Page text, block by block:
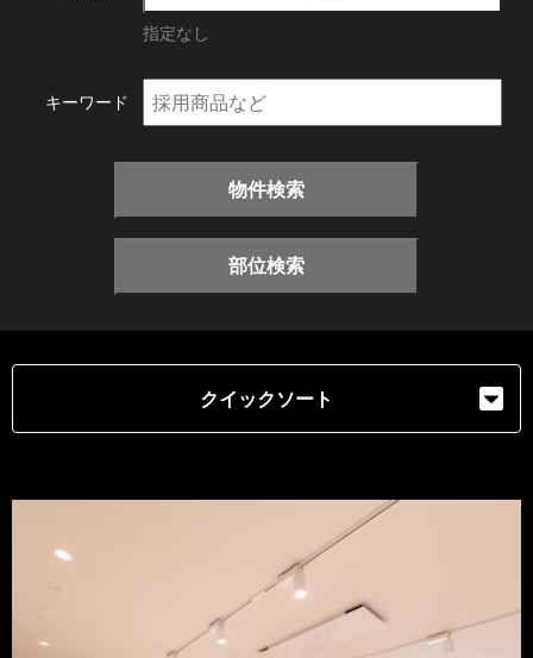
指定なし
キーワード
物件検索
部位検索
クイックソート